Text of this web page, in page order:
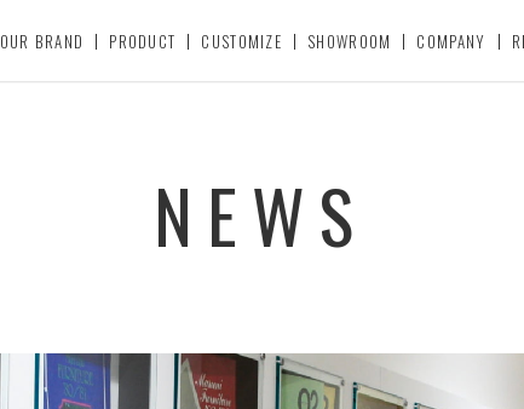
OUR BRAND PRODUCT CUSTOMIZE SHOWROOM COMPANY
NEWS